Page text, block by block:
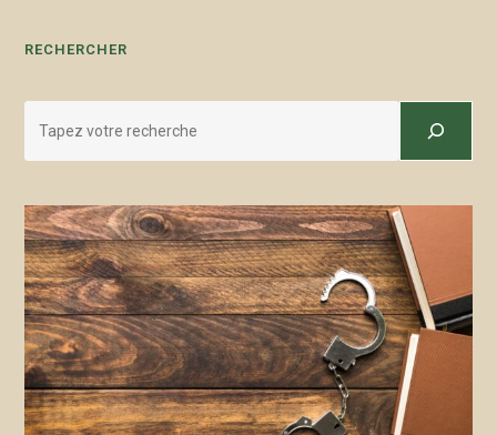
RECHERCHER